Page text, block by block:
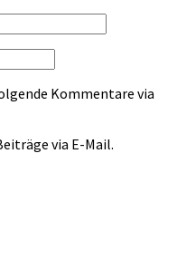
Kommentare via
via E-Mail.